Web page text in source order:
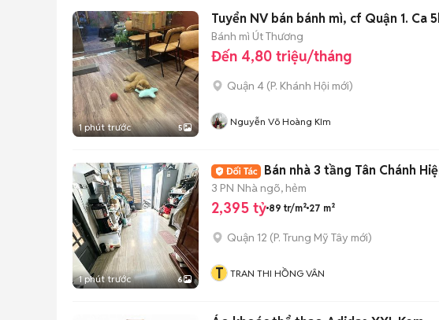
1 phút trước 5
Tuyển NV bán bánh mì, cf
Bánh mì Út Thương
Đến 4,80 triệu/tháng
Quận 4 (P. Khánh Hội mới)
Nguyễn Võ Hoàng KIm
1 phút trước 6
3 PN Nhà ngõ, hẻm
2,395 tỷ 89 tr/m² 27 m²
Quận 12 (P. Trung Mỹ Tây mới)
T TRAN THI HỒNG VÂN